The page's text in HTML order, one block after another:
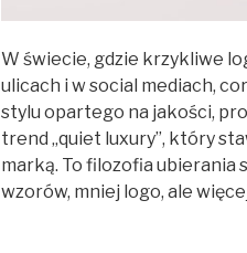
W świecie, gdzie krzykliwe
ulicach i w social mediach,
stylu opartego na jakości,
trend „quiet luxury”, który
marką. To filozofia ubierania
wzorów, mniej logo, ale